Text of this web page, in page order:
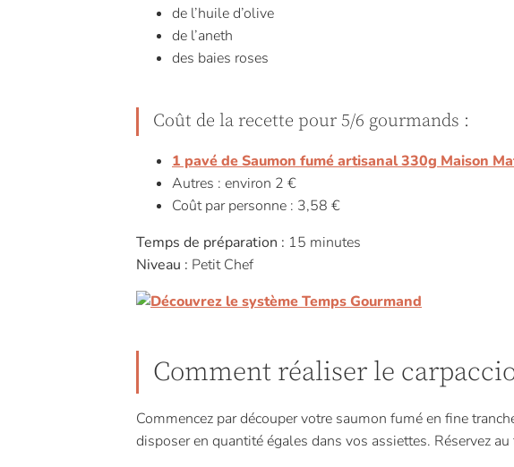
de l’huile d’olive
de l’aneth
des baies roses
Coût de la recette pour 5/6 gourmands :
1 pavé de Saumon fumé artisanal 330g Maison
Autres : environ 2 €
Coût par personne : 3,58 €
Temps de préparation : 15 minutes
Niveau : Petit Chef
Comment réaliser le
Commencez par découper votre saumon fumé en fine
disposer en quantité égales dans vos assiettes. Réservez au